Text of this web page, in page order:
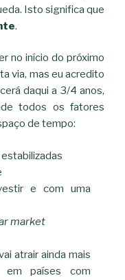
Isto significa que
.
no início do próximo
via, mas eu acredito
daqui a 3/4 anos,
todos os fatores
de tempo:
e com uma
market
atrair ainda mais
em países com